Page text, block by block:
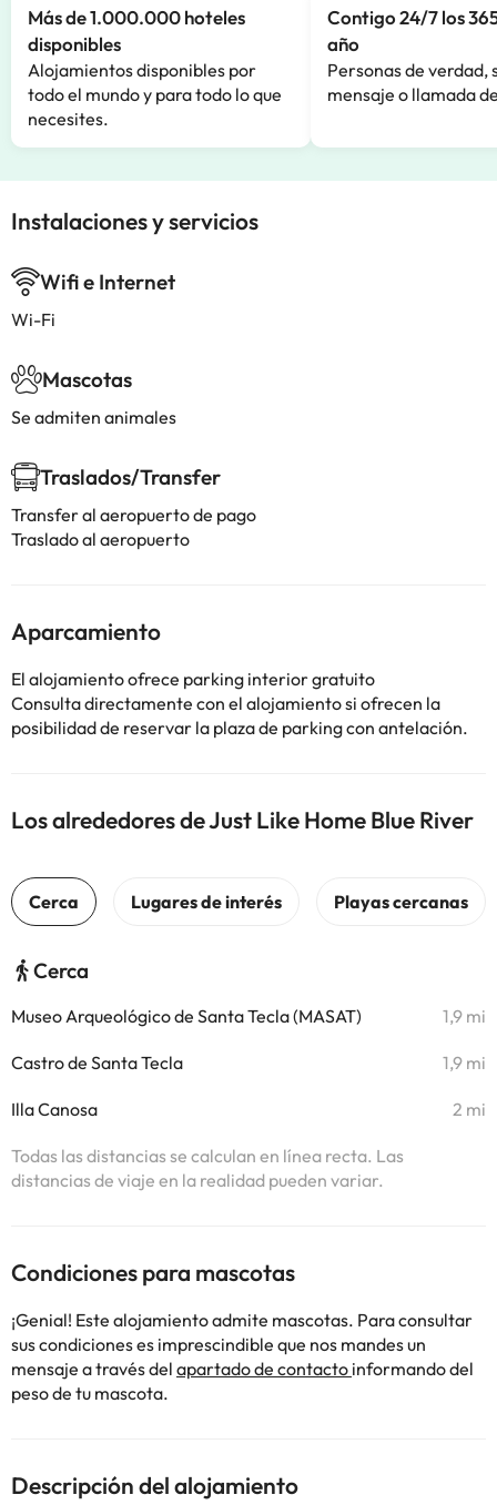
Más de 1.000.000 hoteles
disponibles
Alojamientos disponibles por
todo el mundo y para todo lo que
necesites.
Contigo 24/7 los
año
Personas de verdad,
mensaje o llamada
Instalaciones y servicios
Wifi e Internet
Wi-Fi
Mascotas
Se admiten animales
Traslados/Transfer
Transfer al aeropuerto de pago
Traslado al aeropuerto
Aparcamiento
El alojamiento ofrece parking interior gratuito
Consulta directamente con el alojamiento si ofrecen la
posibilidad de reservar la plaza de parking con antelación.
Los alrededores de Just Like Home Blue River
Cerca
Museo Arqueológico de Santa Tecla (MASAT) 1,9 mi
Castro de Santa Tecla 1,9 mi
Illa Canosa 2 mi
Todas las distancias se calculan en línea recta. Las
distancias de viaje en la realidad pueden variar.
Condiciones para mascotas
¡Genial! Este alojamiento admite mascotas. Para consultar
sus condiciones es imprescindible que nos mandes un
mensaje a través del apartado de contacto informando del
peso de tu mascota.
Descripción del alojamiento